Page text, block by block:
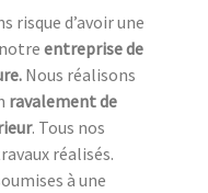
risque d’avoir une
entreprise de
Nous réalisons
ravalement de
. Tous nos
réalisés.
à une